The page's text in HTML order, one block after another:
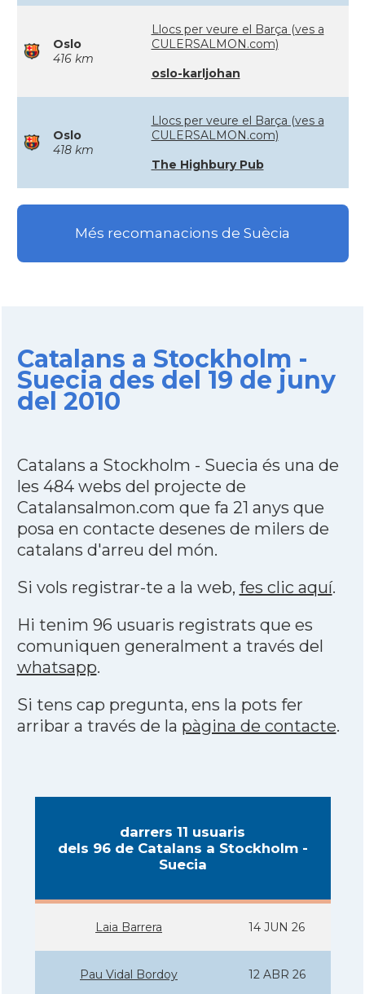
Oslo
416 km
Llocs per veure el Barça (ves a
CULERSALMON.com)
oslo-karljohan
Oslo
418 km
Llocs per veure el Barça (ves a
CULERSALMON.com)
The Highbury Pub
Més recomanacions de Suècia
Catalans a Stockholm -
Suecia des del 19 de juny
del 2010
Catalans a Stockholm - Suecia és una de
les 484 webs del projecte de
Catalansalmon.com que fa 21 anys que
posa en contacte desenes de milers de
catalans d'arreu del món.
Si vols registrar-te a la web, fes clic aquí.
Hi tenim 96 usuaris registrats que es
comuniquen generalment a través del
whatsapp.
Si tens cap pregunta, ens la pots fer
arribar a través de la pàgina de contacte.
darrers 11 usuaris
dels 96 de Catalans a Stockholm -
Suecia
Laia Barrera 14 JUN 26
Pau Vidal Bordoy 12 ABR 26